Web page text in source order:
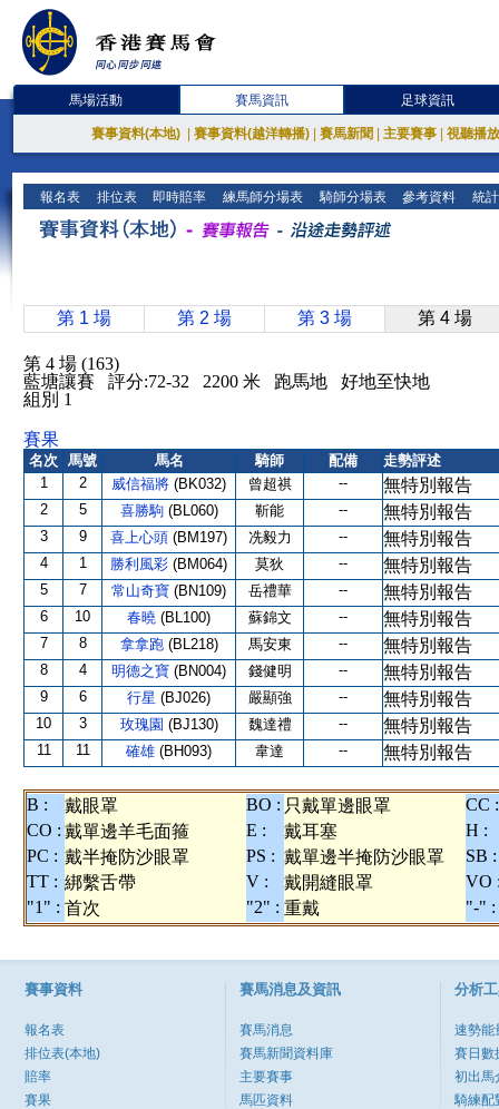
馬場活動 賽馬資訊 足球資訊
賽事資料(本地) 賽事資料(越洋轉播) 賽馬新聞 主要賽事 視聽播
報名表 排位表 即時賠率 練馬師分場表 騎師分場表 參考資料 統
第 1 場 第 2 場 第 3 場 第 4 場
第 4 場 (163)
藍塘讓賽 評分:72-32 2200 米 跑馬地 好地至快地
組別 1
賽果
名次 馬號 馬名 騎師 配備
走勢評述
1
2 威信福將 (BK032) 曾超祺 -- 無特別報告
2 5 喜勝駒 (BL060) 靳能 -- 無特別報告
3 9 喜上心頭 (BM197) 冼毅力 -- 無特別報告
4 1 勝利風彩 (BM064) 莫狄 -- 無特別報告
5 7 常山奇寶 (BN109) 岳禮華 -- 無特別報告
6 10 春曉 (BL100) 蘇錦文 -- 無特別報告
7 8 拿拿跑 (BL218) 馬安東 -- 無特別報告
8 4 明德之寶 (BN004) 錢健明 -- 無特別報告
9 6 行星 (BJ026) 嚴顯強 -- 無特別報告
10 3 玫瑰園 (BJ130) 魏達禮 -- 無特別報告
11 11 確雄 (BH093) 韋達 -- 無特別報告
B : 戴眼罩 BO : 只戴單邊眼罩
CC :
CO : 戴單邊羊毛面箍 E : 戴耳塞
H :
PC : 戴半掩防沙眼罩 PS : 戴單邊半掩防沙眼罩
SB :
TT : 綁繫舌帶 V : 戴開縫眼罩
VO
"1" : 首次 "2" : 重戴 "-" :
賽事資料
報名表
排位表(本地)
賠率
賽果
賽馬消息及資訊
賽馬消息
賽馬新聞資料庫
主要賽事
馬匹資料
分析
速勢能
賽日數
初出馬
騎練配